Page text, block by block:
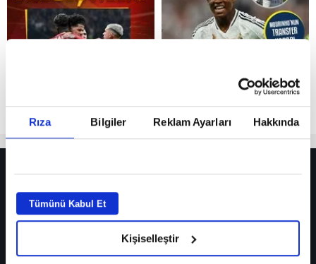
Rıza Bilgiler Reklam Ayarları Hakkında
Tümünü Kabul Et
Kişiselleştir
Fenerbahçe’de sürpriz ayrılık ihtimali! Devre arasında gelmişti
Fenerbahçe’nin yeni transferi Mason Greenwood için olay sözler!
Galatasaray’da rota yeniden Thiago Almada!